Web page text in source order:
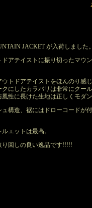
JACKET が入荷しました
アテイストに振り切ったマウ
トドアテイストをほんのり感
にしたカラバリは非常にクー
性に長けた生地は正しくモダ
構造、裾にはドローコードが
エットは最高。
り回しの良い逸品です!!!!!